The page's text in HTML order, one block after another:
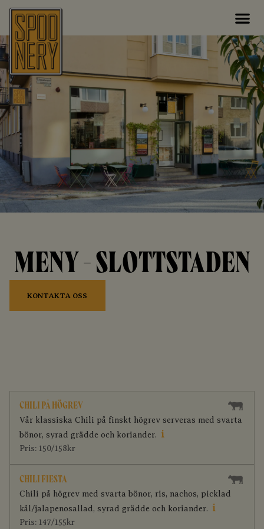
MENY - SLOTTSTADEN
KONTAKTA OSS
CHILI PÅ HÖGREV
Vår klassiska Chili på finskt högrev serveras med svarta
bönor, syrad grädde och koriander. i
Pris: 150/158kr
CHILI FIESTA
Chili på högrev med svarta bönor, ris, nachos, picklad
kål/jalapenosallad, syrad grädde och koriander. i
Pris: 147/155kr